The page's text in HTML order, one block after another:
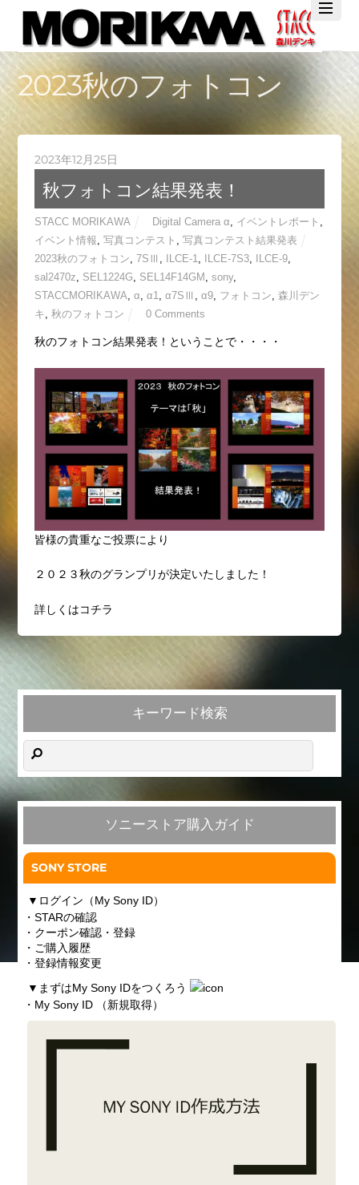
TwitterFacebook
YouTube
2023秋のフォトコン
2023年12月25日
秋フォトコン結果発表！
STACC MORIKAWA Digital Camera α イベントレポート
イベント情報 写真コンテスト
写真コンテスト結果発表
2023秋のフォトコン 7SⅢ ILCE-1 ILCE-7S3, ILCE-9,
sal2470z
SEL1224G SEL14F14GM sony,
STACCMORIKAWA α α1 α7SⅢ α9, フォトコン 森川デン
キ 秋のフォトコン 0 Comments
秋のフォトコン結果発表！ということで・・・・
皆様の貴重なご投票により
２０２３秋のグランプリが決定いたしました！
詳しくはコチラ
キーワード検索
ソニーストア購入ガイド
SONY STORE
▼ ログイン（My Sony ID）
・STARの確認
・クーポン確認・登録
・ご購入履歴
・登録情報変更
▼ まずはMy Sony IDをつくろう
・My Sony ID （新規取得）